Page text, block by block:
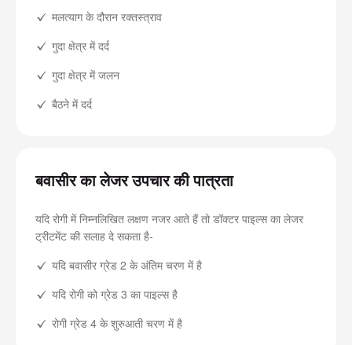
मलत्याग के दौरान रक्तस्त्राव
गुदा क्षेत्र में दर्द
गुदा क्षेत्र में जलन
बैठने में दर्द
बवासीर का लेजर उपचार की पात्रता
यदि रोगी में निम्नलिखित लक्षण नजर आते हैं तो डॉक्टर पाइल्स का लेजर
ट्रीटमेंट की सलाह दे सकता है-
यदि बवासीर ग्रेड 2 के अंतिम चरण में है
यदि रोगी को ग्रेड 3 का पाइल्स है
रोगी ग्रेड 4 के शुरुआती चरण में है